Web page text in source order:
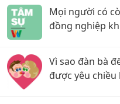
Mọi người có
đồng nghiệp
Vì sao đàn bà
được yêu chiều